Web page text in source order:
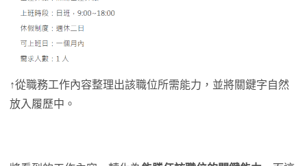
↑從職務工作內容整理出該職位所需能力，並將關鍵字自然
放入履歷中。